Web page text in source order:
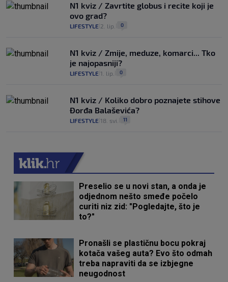
N1 kviz / Zavrtite globus i recite koji je
ovo grad?
LIFESTYLE 2. lip. 0
N1 kviz / Zmije, meduze, komarci... Tko
je najopasniji?
LIFESTYLE 1. lip. 0
N1 kviz / Koliko dobro poznajete stihove
Đorđa Balaševića?
LIFESTYLE 18. svi. 11
Preselio se u novi stan, a onda je
odjednom nešto smeđe počelo
curiti niz zid: "Pogledajte, što je
to?"
Pronašli se plastičnu bocu pokraj
kotača vašeg auta? Evo što odmah
treba napraviti da se izbjegne
neugodnost